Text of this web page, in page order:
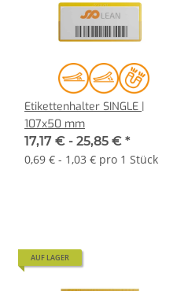
Etikettenhalter SINGLE |
107x50 mm
17,17 € - 25,85 € *
0,69 € - 1,03 € pro 1 Stück
AUF LAGER